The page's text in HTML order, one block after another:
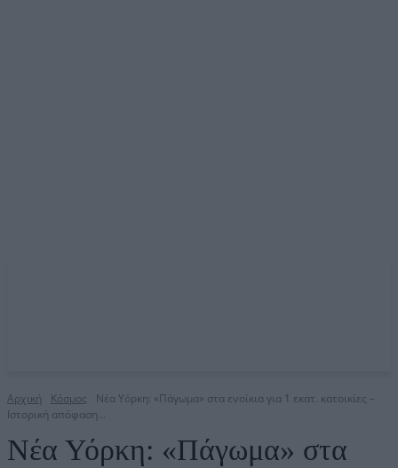
Αρχική Κόσμος
Νέα Υόρκη: «Πάγωμα» στα ενοίκια για 1 εκατ. κατοικίες –
Ιστορική απόφαση...
Νέα Υόρκη: «Πάγωμα» στα